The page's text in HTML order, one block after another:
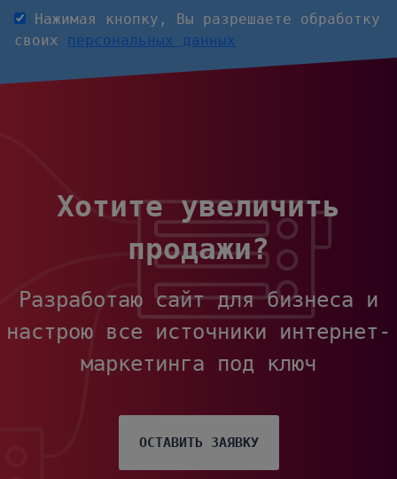
Нажимая кнопку, Вы разрешаете обработку
своих персональных данных
Хотите увеличить
продажи?
Разработаю сайт для бизнеса и
настрою все источники интернет-
маркетинга под ключ
ОСТАВИТЬ ЗАЯВКУ